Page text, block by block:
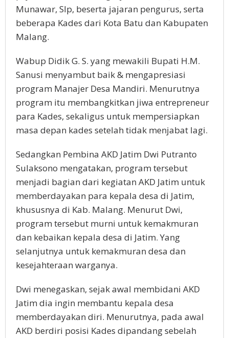
Munawar, SIp, beserta jajaran pengurus, serta
beberapa Kades dari Kota Batu dan Kabupaten
Malang.
Wabup Didik G. S. yang mewakili Bupati H.M.
Sanusi menyambut baik & mengapresiasi
program Manajer Desa Mandiri. Menurutnya
program itu membangkitkan jiwa entrepreneur
para Kades, sekaligus untuk mempersiapkan
masa depan kades setelah tidak menjabat lagi.
Sedangkan Pembina AKD Jatim Dwi Putranto
Sulaksono mengatakan, program tersebut
menjadi bagian dari kegiatan AKD Jatim untuk
memberdayakan para kepala desa di Jatim,
khususnya di Kab. Malang. Menurut Dwi,
program tersebut murni untuk kemakmuran
dan kebaikan kepala desa di Jatim. Yang
selanjutnya untuk kemakmuran desa dan
kesejahteraan warganya.
Dwi menegaskan, sejak awal membidani AKD
Jatim dia ingin membantu kepala desa
memberdayakan diri. Menurutnya, pada awal
AKD berdiri posisi Kades dipandang sebelah